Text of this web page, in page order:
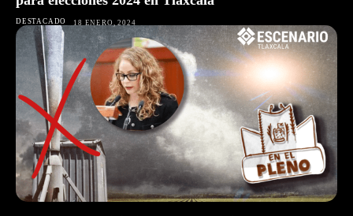
DESTACADO 18 ENERO, 2024